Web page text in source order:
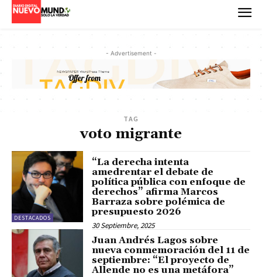
- Advertisement -
TAG
voto migrante
DESTACADOS
“La derecha intenta
amedrentar el debate de
política pública con enfoque de
derechos” afirma Marcos
Barraza sobre polémica de
presupuesto 2026
30 Septiembre, 2025
Juan Andrés Lagos sobre
nueva conmemoración del 11 de
septiembre: “El proyecto de
Allende no es una metáfora”